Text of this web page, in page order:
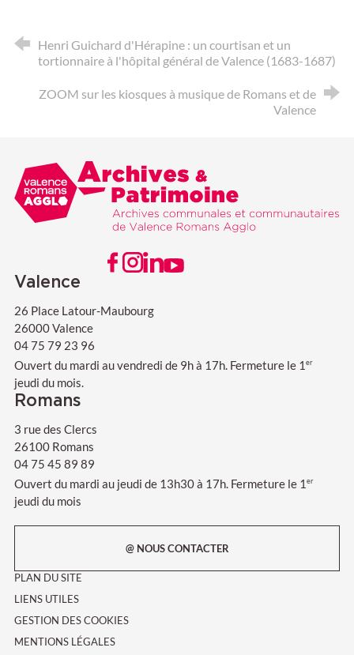
Henri Guichard d'Hérapine : un courtisan et un
tortionnaire à l'hôpital général de Valence (1683-1687)
ZOOM sur les kiosques à musique de Romans et de
Valence
Valence Romans agglo
VISITER NOTRE PAGE FACEBOOK
VISITER NOTRE PAGE INSTAGRAM
VISITER NOTRE PAGE LINKEDIN
VISITER NOTRE PAGE YOUTUBE
Valence
26 Place Latour-Maubourg
26000 Valence
04 75 79 23 96
Ouvert du mardi au vendredi de 9h à 17h. Fermeture le 1 er
jeudi du mois.
Romans
3 rue des Clercs
26100 Romans
04 75 45 89 89
Ouvert du mardi au jeudi de 13h30 à 17h. Fermeture le 1 er
jeudi du mois
@ NOUS CONTACTER
PLAN DU SITE
LIENS UTILES
GESTION DES COOKIES
MENTIONS LÉGALES